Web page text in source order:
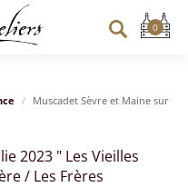
Muscadet Sèvre et Maine sur lie
2023 " Les Vieilles
/ Les Frères